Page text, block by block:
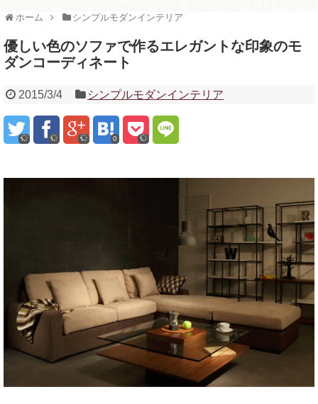
ホーム シンプルモダンインテリア
優しい色のソファで作るエレガントな印象のモ
ダンコーディネート
2015/3/4 シンプルモダンインテリア
0